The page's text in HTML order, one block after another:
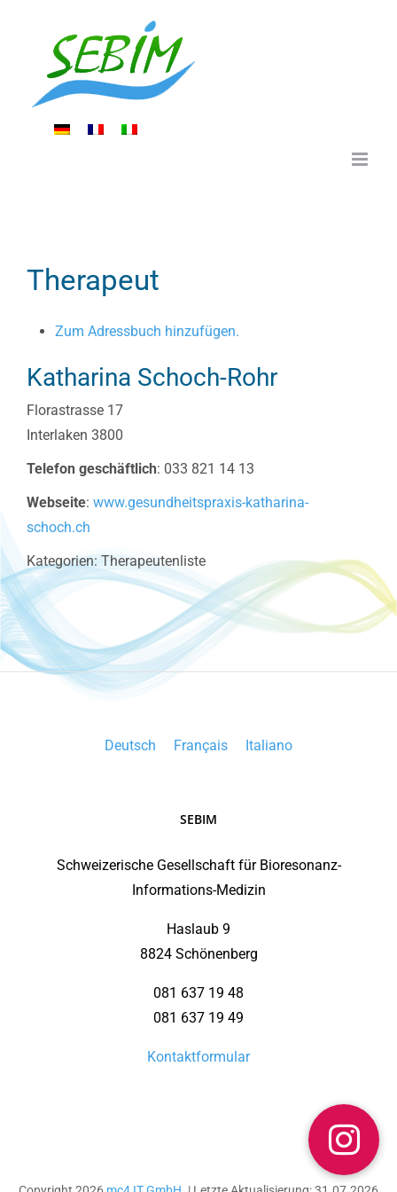
Therapeut
Zum Adressbuch hinzufügen.
Katharina Schoch-Rohr
Florastrasse 17
Interlaken 3800
Telefon geschäftlich: 033 821 14 13
Webseite: www.gesundheitspraxis-katharina-
schoch.ch
Kategorien: Therapeutenliste
Deutsch Français Italiano
SEBIM
Schweizerische Gesellschaft für Bioresonanz-
Informations-Medizin
Haslaub 9
8824 Schönenberg
081 637 19 48
081 637 19 49
Kontaktformular